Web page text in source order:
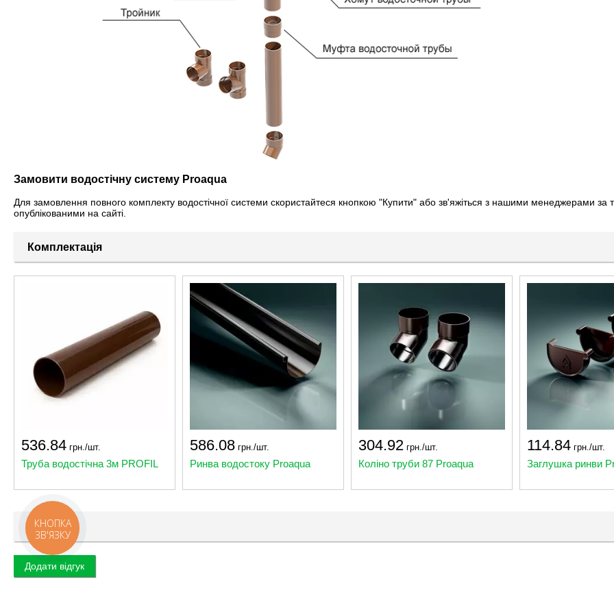
Замовити водостічну систему Proaqua
Для замовлення повного комплекту водостічної системи скористайтеся кнопкою "Купити" або зв'яжіться з нашими менеджерами
опублікованими на сайті.
Комплектація
536.84 грн./шт.
Труба водостічна 3м PROFIL
586.08 грн./шт.
Ринва водостоку Proaqua
304.92 грн./шт.
Коліно труби 87 Proaqua
114.84 грн./шт.
Заглушка ринви
Відгуки
Додати відгук
КНОПКА
ЗВ'ЯЗКУ